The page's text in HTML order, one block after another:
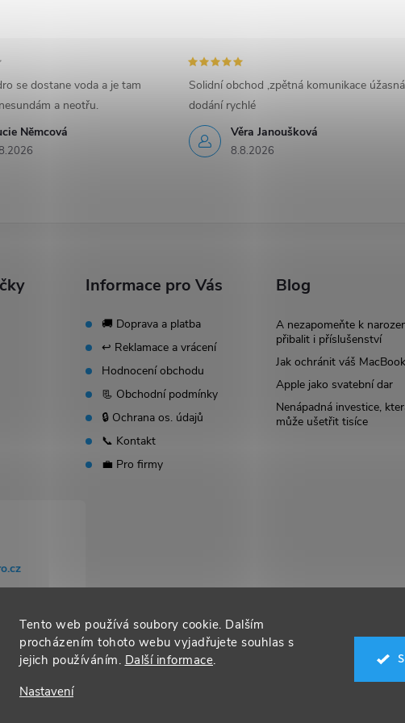
Tento web používá soubory cookie. Dalším
procházením tohoto webu vyjadřujete souhlas s
jejich používáním. Další informace.
Nastavení
Nĕmcová
se dostane voda a je tam
a neotřu.
Věra Janoušková
8.8.2026
Solidní obchod ,zpětná komunikace
dodání rychlé
Informace pro Vás
🚚 Doprava a platba
↩️ Reklamace a vrácení
Hodnocení obchodu
📃 Obchodní podmínky
🔒 Ochrana os. údajů
📞 Kontakt
💼 Pro firmy
Blog
A nezapomeňte k
přibalit i příslušenství
Jak ochránit váš MacBook
Apple jako svatební dar
Nenápadná investice,
může ušetřit tisíce
cookies